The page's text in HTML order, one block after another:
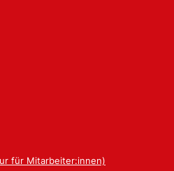
für Mitarbeiter:innen)